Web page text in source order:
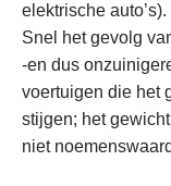
elektrische
Snel het gevolg
-en dus
voertuigen die het
stijgen; het
niet